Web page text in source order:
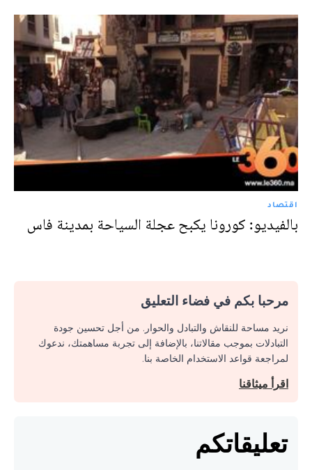
اقتصاد
بالفيديو: كورونا يكبح عجلة السياحة بمدينة فاس
مرحبا بكم في فضاء التعليق
نريد مساحة للنقاش والتبادل والحوار. من أجل تحسين جودة
التبادلات بموجب مقالاتنا، بالإضافة إلى تجربة مساهمتك، ندعوك
لمراجعة قواعد الاستخدام الخاصة بنا.
اقرأ ميثاقنا
تعليقاتكم